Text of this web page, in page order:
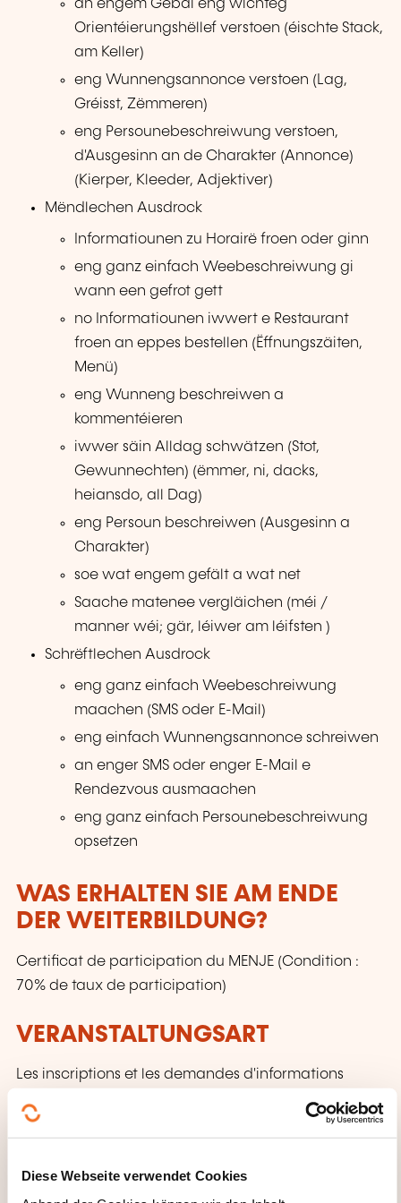
Diese Webseite verwendet Cookies
an engem Gebai eng wichteg
Orientéierungshëllef verstoen (éischte Stack,
am Keller)
eng Wunnengsannonce verstoen (Lag,
Gréisst, Zëmmeren)
eng Persounebeschreiwung verstoen,
d'Ausgesinn an de Charakter (Annonce)
(Kierper, Kleeder, Adjektiver)
Mëndlechen Ausdrock
Informatiounen zu Horairë froen oder ginn
eng ganz einfach Weebeschreiwung gi
wann een gefrot gett
no Informatiounen iwwert e Restaurant
froen an eppes bestellen (Ëffnungszäiten,
Menü)
eng Wunneng beschreiwen a
kommentéieren
iwwer säin Alldag schwätzen (Stot,
Gewunnechten) (ëmmer, ni, dacks,
heiansdo, all Dag)
eng Persoun beschreiwen (Ausgesinn a
Charakter)
soe wat engem gefält a wat net
Saache matenee vergläichen (méi /
manner wéi; gär, léiwer am léifsten )
Schrëftlechen Ausdrock
eng ganz einfach Weebeschreiwung
maachen (SMS oder E-Mail)
eng einfach Wunnengsannonce schreiwen
an enger SMS oder enger E-Mail e
Rendezvous ausmaachen
eng ganz einfach Persounebeschreiwung
opsetzen
WAS ERHALTEN SIE AM ENDE
DER WEITERBILDUNG?
Certificat de participation du MENJE (Condition :
70% de taux de participation)
VERANSTALTUNGSART
Les inscriptions et les demandes d'informations
s'effectuent directement auprès de l'organisateur qui
délivre la formation.
CECRL - STUFE A2: WORÜBER